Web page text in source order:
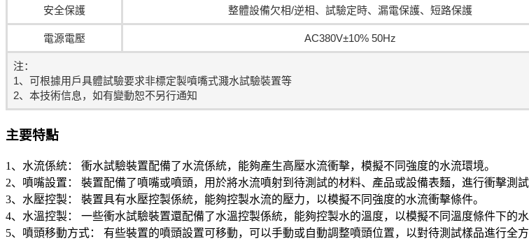
安全保護 整體設備欠相/逆相、試驗定時、漏電保護、短路保護
電源電壓 AC380V±10% 50Hz
注：
1、可根據用戶具體試驗要求非標定製噴嘴式濺水試驗裝置等
2、本技術信息，如有變動恕不另行通知
主要特點
1、水流係統： 衝水試驗裝置配備了水流係統，能夠產生高壓水流衝擊，模擬不同強度的水流環境。
2、噴嘴設置： 裝置配備了噴嘴或噴頭，用於將水流噴射到待測試的材料、產品或設備表麵，進行衝擊測試
3、水壓控製： 裝置具有水壓控製係統，能夠控製水流的壓力，以模擬不同強度的水流衝擊條件。
4、水溫控製： 一些衝水試驗裝置還配備了水溫控製係統，能夠控製水的溫度，以模擬不同溫度條件下的水
5、噴頭移動方式： 有些裝置的噴頭設置可移動，可以手動或自動調整噴頭位置，以對待測試樣品進行全方